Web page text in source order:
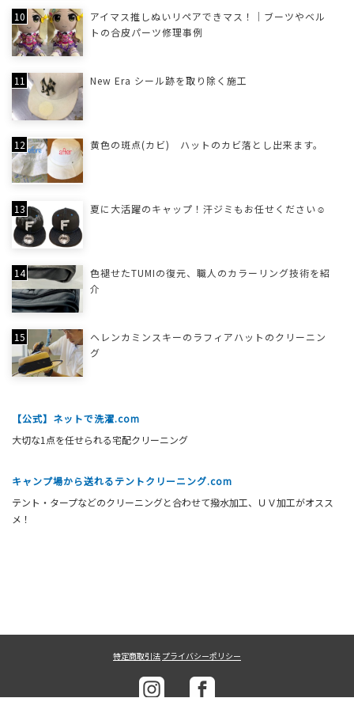
アイマス推しぬいリペアできマス！｜ブーツやベル
トの合皮パーツ修理事例
New Era シール跡を取り除く施工
黄色の斑点(カビ) ハットのカビ落とし出来ます。
夏に大活躍のキャップ！汗ジミもお任せください☺
色褪せたTUMIの復元、職人のカラーリング技術を紹
介
ヘレンカミンスキーのラフィアハットのクリーニン
グ
【公式】ネットで洗濯.com
大切な1点を任せられる宅配クリーニング
キャンプ場から送れるテントクリーニング.com
テント・タープなどのクリーニングと合わせて撥水加工、ＵＶ加工がオスス
メ！
特定商取引法 プライバシーポリシー